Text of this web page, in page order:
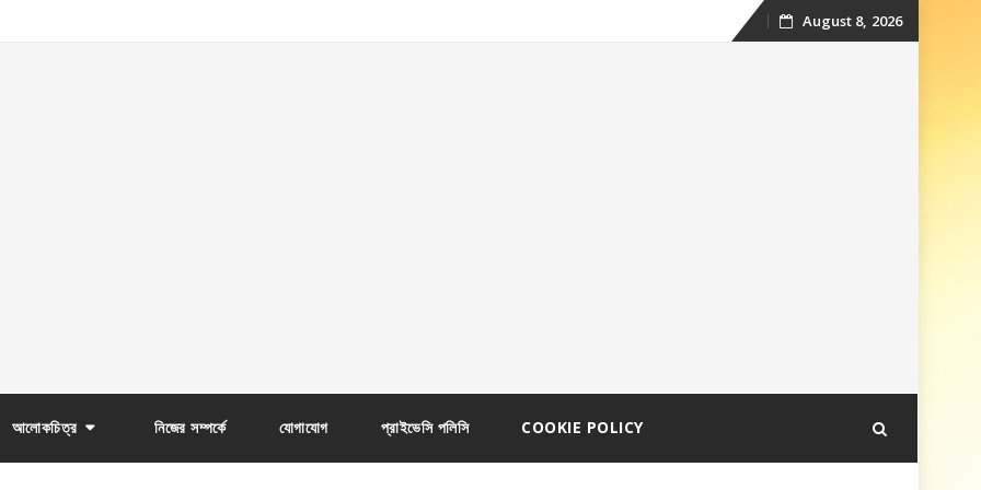
Skip
August 8, 2026
আলোকচিত্র নিজের সম্পর্কে যোগাযোগ প্রাইভেসি পলিসি COOKIE POLICY